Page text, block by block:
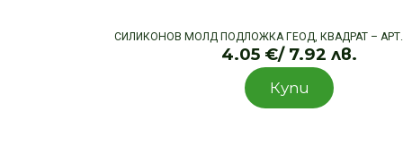
СИЛИКОНОВ МОЛД ПОДЛОЖКА ГЕОД, КВАДРАТ –
4.05 €/ 7.92 лв.
Купи